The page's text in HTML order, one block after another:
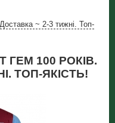
~ 2-3 тижні. Топ-
100 РОКІВ.
ТОП-ЯКІСТЬ!